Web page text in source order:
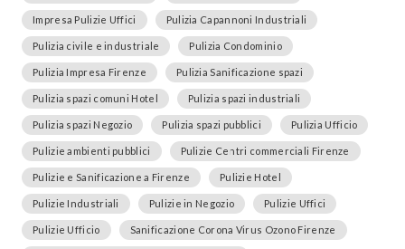
Impresa Pulizie Uffici Pulizia Capannoni Industriali
Pulizia civile e industriale Pulizia Condominio
Pulizia Impresa Firenze Pulizia Sanificazione spazi
Pulizia spazi comuni Hotel Pulizia spazi industriali
Pulizia spazi Negozio Pulizia spazi pubblici Pulizia Ufficio
Pulizie ambienti pubblici Pulizie Centri commerciali Firenze
Pulizie e Sanificazione a Firenze Pulizie Hotel
Pulizie Industriali Pulizie in Negozio Pulizie Uffici
Pulizie Ufficio Sanificazione Corona Virus Ozono Firenze